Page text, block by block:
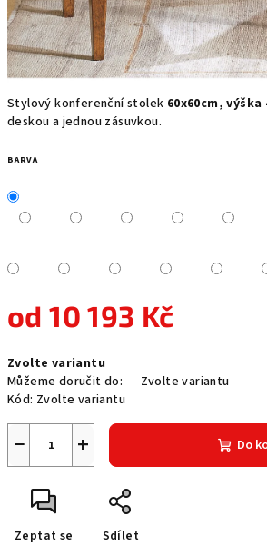
Stylový konferenční stolek 60x60cm, výška
deskou a jednou zásuvkou.
BARVA
od10 193 Kč
cena:
Zvolte variantu
Můžeme doručit do:
Zvolte variantu
Kód: Zvolte variantu
+
− Do
Zeptat se Sdílet